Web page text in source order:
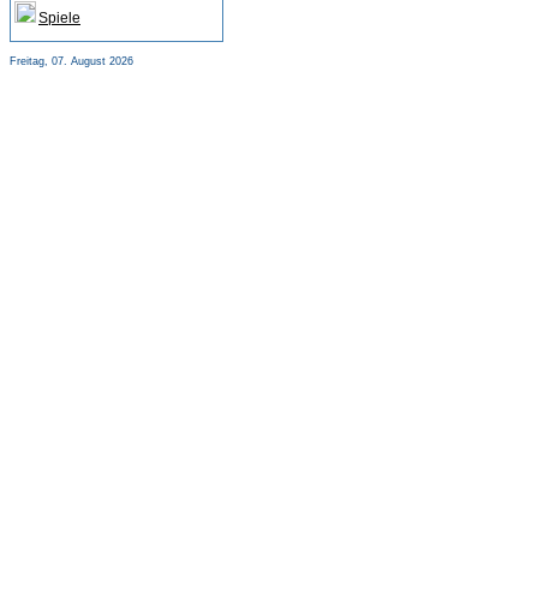
Spiele
Freitag, 07. August 2026